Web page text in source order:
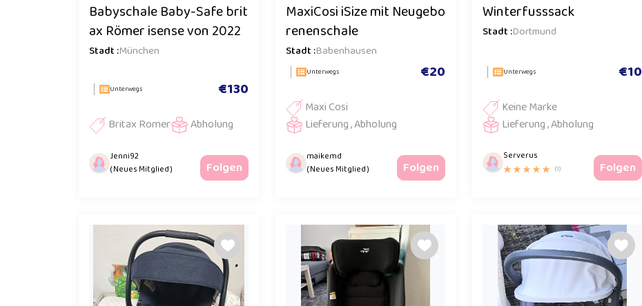
Babyschale Baby-Safe brit
ax Römer isense von 2022
Stadt :München
Unterwegs €130
Britax Romer Abholung
Jenni92
( Neues Mitglied )
Folgen
MaxiCosi iSize mit Neugebo
renenschale
Stadt :Babenhausen
Unterwegs €20
Maxi Cosi
Lieferung , Abholung
maikemd
( Neues Mitglied )
Folgen
Winterfusssack
Stadt :Dortmund
Unterwegs €10
Keine Marke
Lieferung , Abholung
Serverus
(1) Folgen